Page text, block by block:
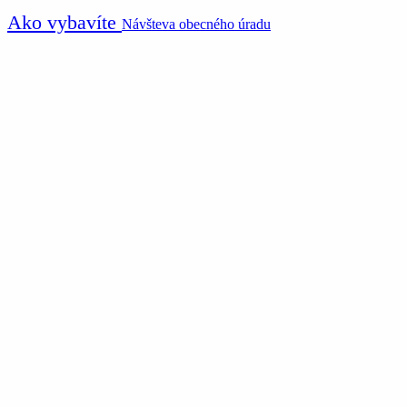
Ako vybavíte Návšteva obecného úradu